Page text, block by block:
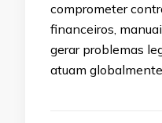
comprometer
financeiros,
gerar problemas
atuam